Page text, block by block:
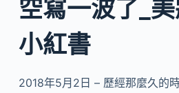
空寫一波了_美
小紅書
2018年5月2日 – 歷經那麼久的